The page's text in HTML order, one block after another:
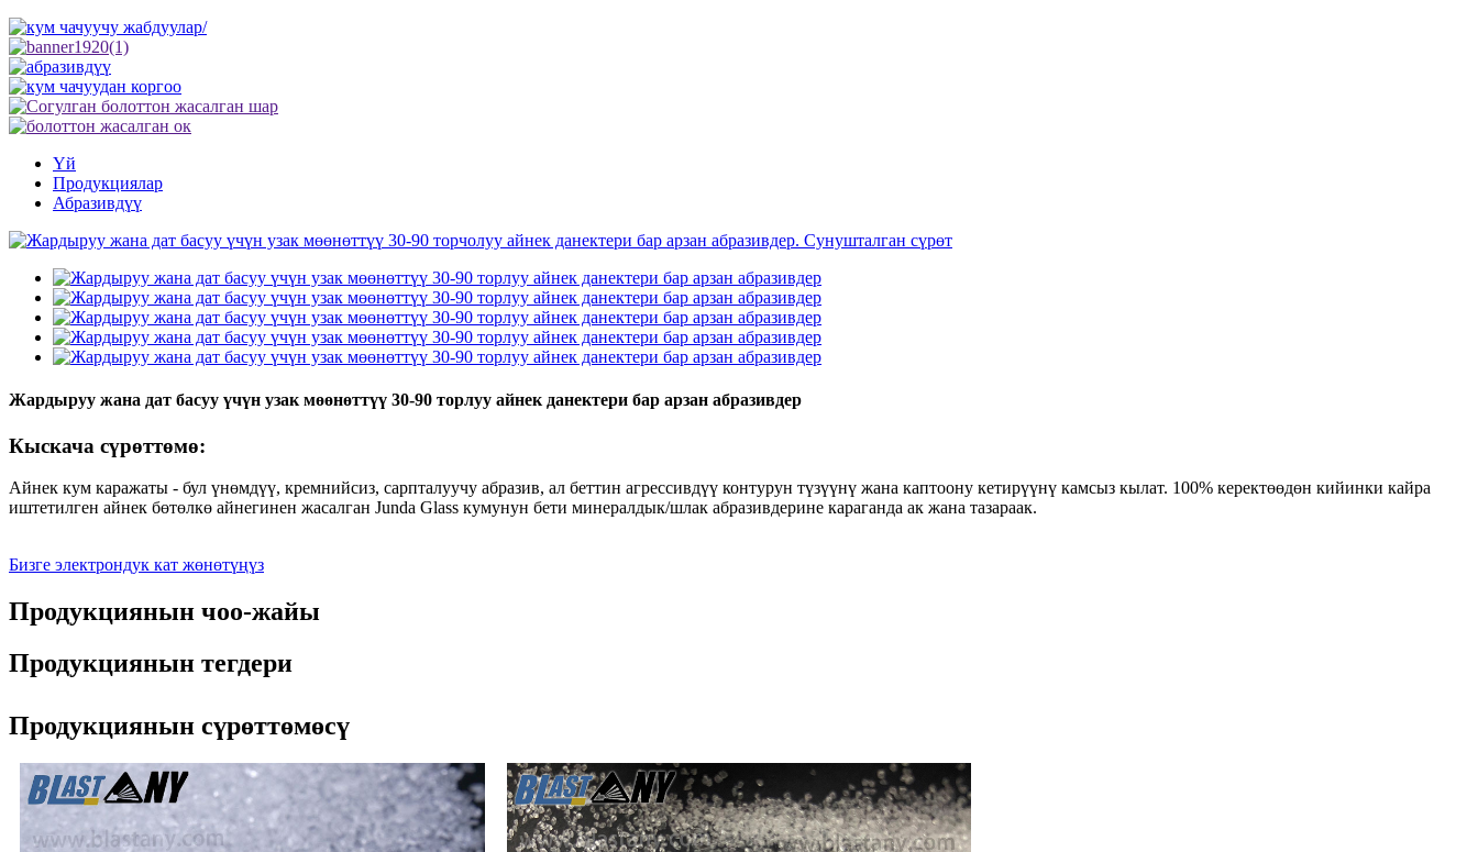
Үй
Продукциялар
Абразивдүү
Жардыруу жана дат басуу үчүн узак мөөнөттүү 30-90 торлуу айнек данектери бар арзан абразивдер
Кыскача сүрөттөмө:
Айнек кум каражаты - бул үнөмдүү, кремнийсиз, сарпталуучу абразив, ал беттин агрессивдүү контурун түзүүнү жана каптоону кетирүүнү камсыз кылат. 100% керектөөдөн кийинки кайра
иштетилген айнек бөтөлкө айнегинен жасалган Junda Glass кумунун бети минералдык/шлак абразивдерине караганда ак жана тазараак.
Бизге электрондук кат жөнөтүңүз
Продукциянын чоо-жайы
Продукциянын тегдери
Продукциянын сүрөттөмөсү